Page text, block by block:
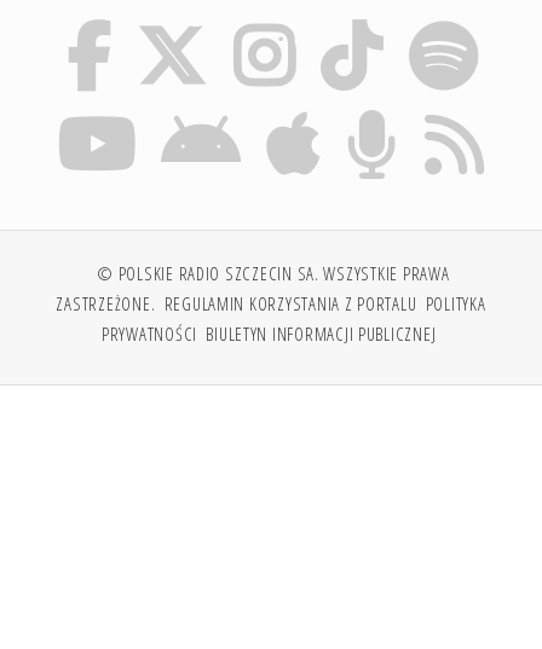
© POLSKIE RADIO SZCZECIN SA. WSZYSTKIE PRAWA
ZASTRZEŻONE. REGULAMIN KORZYSTANIA Z PORTALU POLITYKA
PRYWATNOŚCI BIULETYN INFORMACJI PUBLICZNEJ